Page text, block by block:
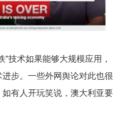
”技术如果能够大规模应用，
步。一些外网舆论对此也很
有人开玩笑说，澳大利亚要